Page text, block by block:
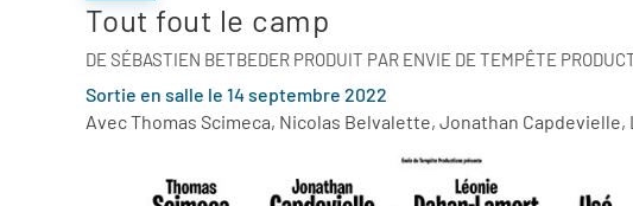
Tout fout le camp
DE SÉBASTIEN BETBEDER PRODUIT PAR ENVIE DE TEMPÊTE
Sortie en salle le 14 septembre 2022
Avec Thomas Scimeca, Nicolas Belvalette, Jonathan